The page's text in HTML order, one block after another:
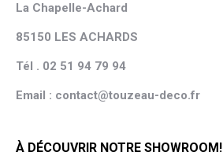
La Chapelle-Achard
85150 LES ACHARDS
Tél . 02 51 94 79 94
Email : contact@touzeau-deco.fr
À DÉCOUVRIR NOTRE SHOWROOM!